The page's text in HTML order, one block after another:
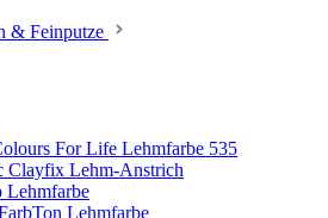
& Feinputze
For Life Lehmfarbe 535
Clayfix Lehm-Anstrich
Lehmfarbe
Lehmfarbe